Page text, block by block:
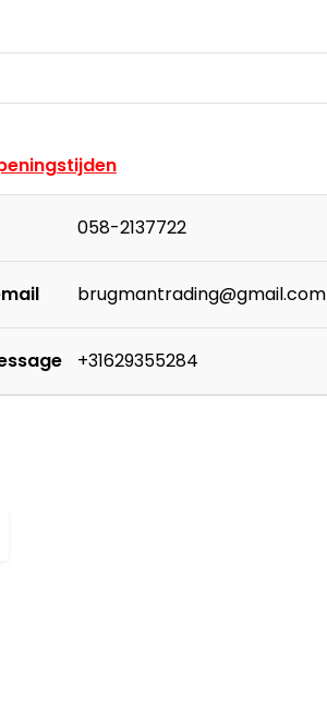
058-2137722
brugmantrading@gmail.com
+31629355284